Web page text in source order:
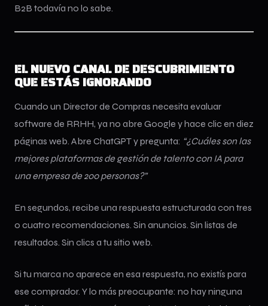
B2B todavía no lo sabe.
EL NUEVO CANAL DE DESCUBRIMIENTO
QUE ESTÁS IGNORANDO
Cuando un Director de Compras necesita evaluar
software de RRHH, ya no abre Google y hace clic en diez
páginas web. Abre ChatGPT y pregunta: “¿Cuáles son las
mejores plataformas de gestión de talento con IA para
una empresa de 200 personas?”
En segundos, recibe una respuesta estructurada con tres
o cuatro recomendaciones. Sin anuncios. Sin listas de
resultados. Sin clics a tu sitio web.
Si tu marca no aparece en esa respuesta, no existís para
ese comprador. Y lo más preocupante: no hay ninguna